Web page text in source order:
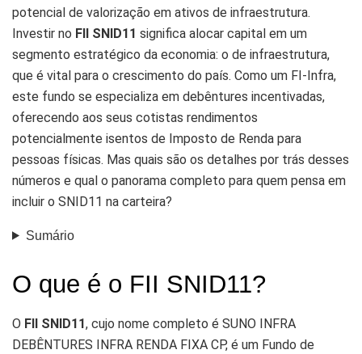
potencial de valorização em ativos de infraestrutura.
Investir no FII SNID11 significa alocar capital em um
segmento estratégico da economia: o de infraestrutura,
que é vital para o crescimento do país. Como um FI-Infra,
este fundo se especializa em debêntures incentivadas,
oferecendo aos seus cotistas rendimentos
potencialmente isentos de Imposto de Renda para
pessoas físicas. Mas quais são os detalhes por trás desses
números e qual o panorama completo para quem pensa em
incluir o SNID11 na carteira?
Sumário
O que é o FII SNID11?
O FII SNID11, cujo nome completo é SUNO INFRA
DEBÊNTURES INFRA RENDA FIXA CP, é um Fundo de